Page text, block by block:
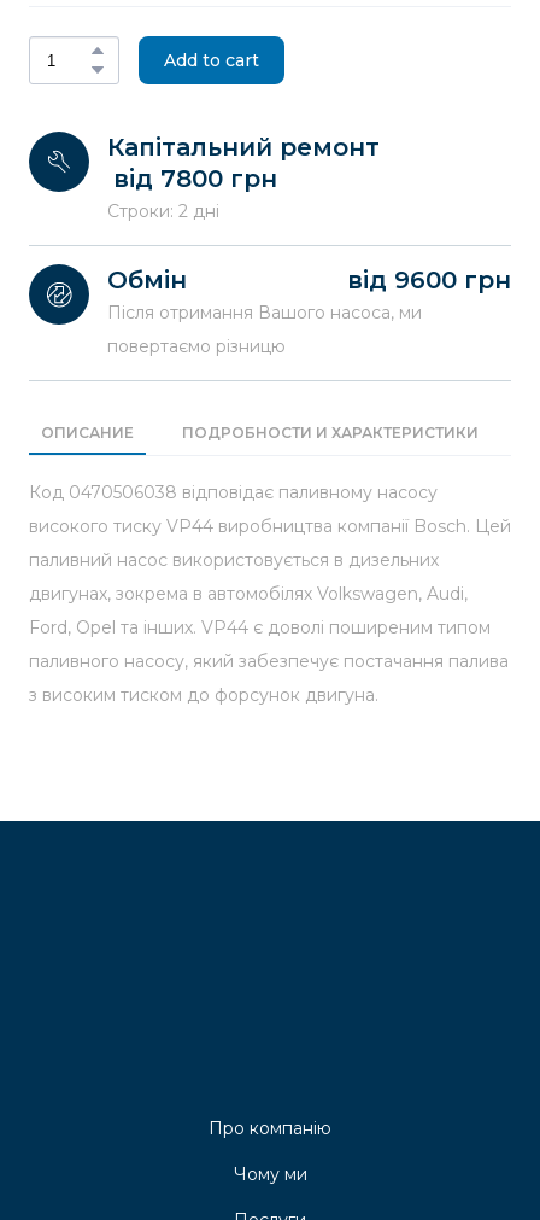
Add to cart
Капітальний ремонт
від 7800 грн
Строки: 2 дні
Обмін від 9600 грн
Після отримання Вашого насоса, ми
повертаємо різницю
ОПИСАНИЕ ПОДРОБНОСТИ И ХАРАКТЕРИСТИКИ
Код 0470506038 відповідає паливному насосу
високого тиску VP44 виробництва компанії Bosch. Цей
паливний насос використовується в дизельних
двигунах, зокрема в автомобілях Volkswagen, Audi,
Ford, Opel та інших. VP44 є доволі поширеним типом
паливного насосу, який забезпечує постачання палива
з високим тиском до форсунок двигуна.
Про компанію
Чому ми